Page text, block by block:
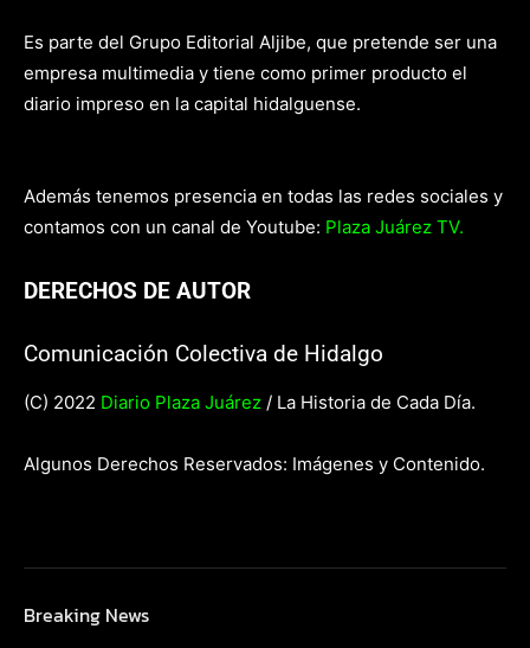
Es parte del Grupo Editorial Aljibe, que pretende ser una
empresa multimedia y tiene como primer producto el
diario impreso en la capital hidalguense.
Además tenemos presencia en todas las redes sociales y
contamos con un canal de Youtube: Plaza Juárez TV.
DERECHOS DE AUTOR
Comunicación Colectiva de Hidalgo
(C) 2022 Diario Plaza Juárez / La Historia de Cada Día.
Algunos Derechos Reservados: Imágenes y Contenido.
Breaking News